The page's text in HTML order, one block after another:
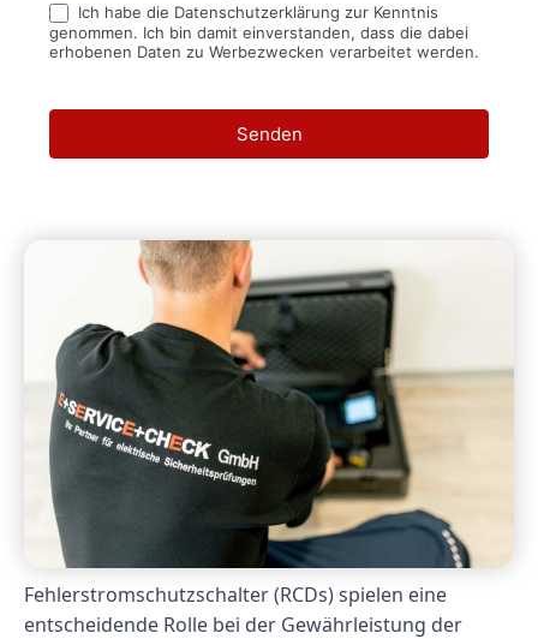
Ich habe die Datenschutzerklärung zur Kenntnis
genommen. Ich bin damit einverstanden, dass die dabei
erhobenen Daten zu Werbezwecken verarbeitet werden.
Senden
Fehlerstromschutzschalter (RCDs) spielen eine
entscheidende Rolle bei der Gewährleistung der